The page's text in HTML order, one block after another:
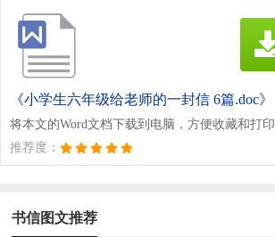
《小学生六年级给老师的一封信 6篇.doc》
将本文的Word文档下载到电脑，方便收藏和打印
推荐度：
书信图文推荐